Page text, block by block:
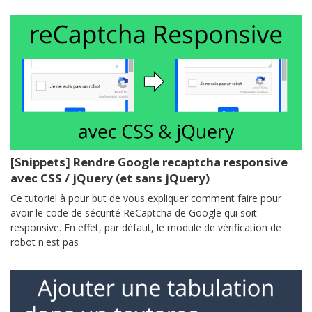
[Snippets] Rendre Google recaptcha responsive
avec CSS / jQuery (et sans jQuery)
Ce tutoriel à pour but de vous expliquer comment faire pour
avoir le code de sécurité ReCaptcha de Google qui soit
responsive. En effet, par défaut, le module de vérification de
robot n'est pas